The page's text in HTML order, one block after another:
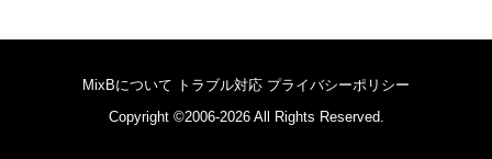
MixBについて トラブル対応 プライバシーポリシー
Copyright ©2006-2026 All Rights Reserved.